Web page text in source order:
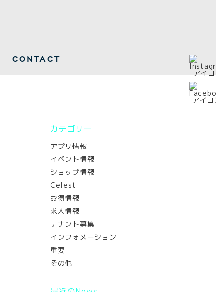
CONTACT
カテゴリー
アプリ情報
イベント情報
ショップ情報
Celest
お得情報
求人情報
テナント募集
インフォメーション
重要
その他